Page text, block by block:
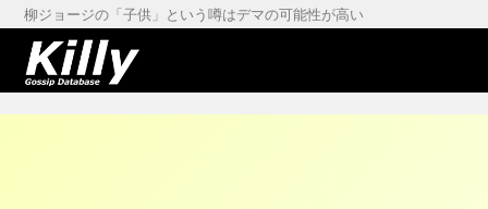
柳ジョージの「子供」という噂はデマの可能性が高い